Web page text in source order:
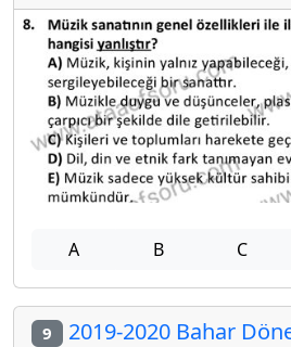
A B C
9 2019-2020 Bahar